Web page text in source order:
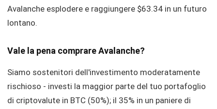
Avalanche esplodere e raggiungere $63.34 in un futuro
lontano.
Vale la pena comprare Avalanche?
Siamo sostenitori dell'investimento moderatamente
rischioso - investi la maggior parte del tuo portafoglio
di criptovalute in BTC (50%); il 35% in un paniere di